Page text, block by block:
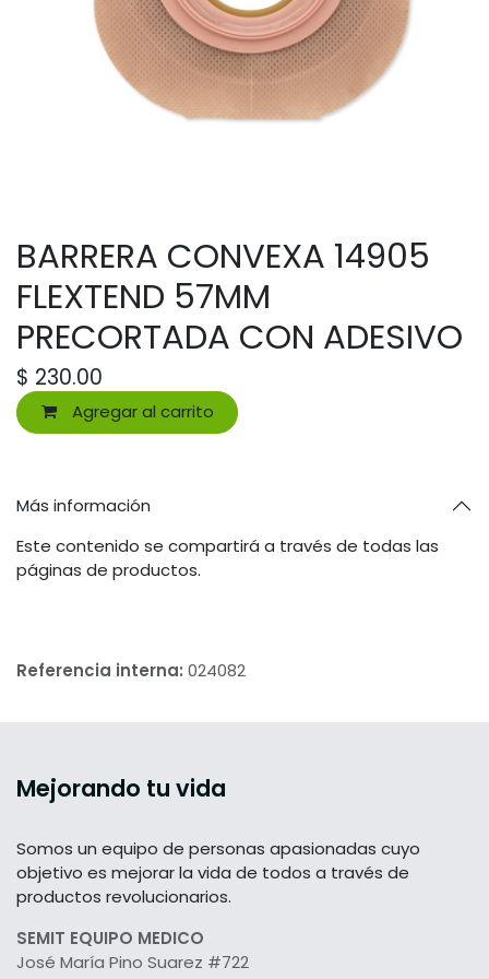
BARRERA CONVEXA 14905
FLEXTEND 57MM
PRECORTADA CON ADESIVO
$ 230.00
Agregar al carrito
Más información
Este contenido se compartirá a través de todas las
páginas de productos.
Referencia interna: 024082
Mejorando tu vida
Somos un equipo de personas apasionadas cuyo
objetivo es mejorar la vida de todos a través de
productos revolucionarios.
SEMIT EQUIPO MEDICO
José María Pino Suarez #722